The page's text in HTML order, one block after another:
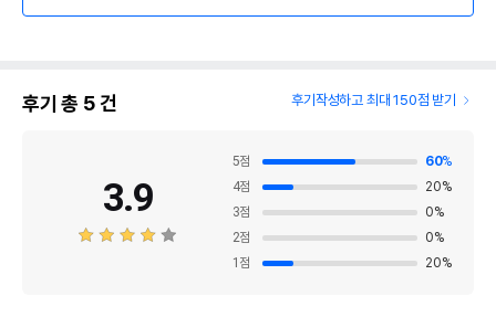
후기 총 5건 후기작성하고 최대 150점 받기
3.9
5점 60%
4점 20%
3점 0%
2점 0%
1 점 20%